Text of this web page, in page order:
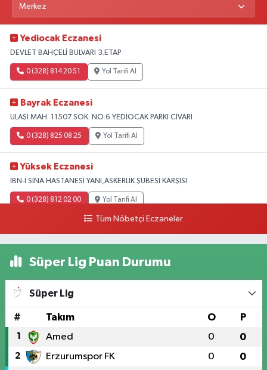
Yediocak Eczanesi
DEVLET BAHÇELİ BULVARI 3.ETAP
0 (328) 814 20 51 Yol Tarifi Al
Bayrak Eczanesi
ULAŞI MAH. 11507 SOK. NO:6 YEDİOCAK PARKI CİVARI
0 (328) 825 08 25 Yol Tarifi Al
Yüksek Eczanesi
İBN-İ SİNA HASTANESİ YANI,ASKERLİK ŞUBESİ KARŞISI
0 (328) 812 02 00 Yol Tarifi Al
Tüm Nöbetçi Eczaneler
Süper Lig Puan Durumu
Süper Lig
# Takım O P
1 Amed 0 0
2 Erzurumspor FK 0 0